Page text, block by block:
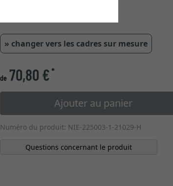
» changer vers les cadres sur mesure
de 70,80 €*
Ajouter au panier
Numéro du produit: NIE-225003-1-21029-H
Questions concernant le produit